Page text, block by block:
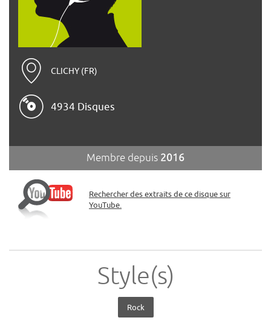
CLICHY (FR)
4934 Disques
Membre depuis 2016
Rechercher des extraits de ce disque sur
YouTube.
Style(s)
Rock